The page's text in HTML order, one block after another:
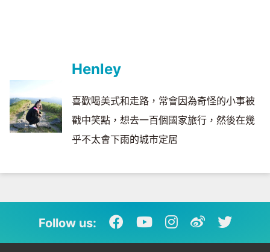
Henley
喜歡喝美式和走路，常會因為奇怪的小事被
戳中笑點，想去一百個國家旅行，然後在幾
乎不太會下雨的城市定居
Follow us: